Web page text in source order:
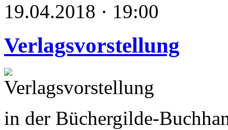
19.04.2018 · 19:00
Verlagsvorstellung
in der Büchergilde-